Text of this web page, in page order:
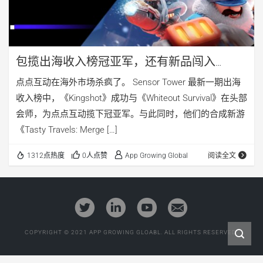
包揽出海收入榜冠亚军，还有新品闯入
TOP30，这家北京厂商在海外杀疯了
点点互动在海外市场杀疯了。 Sensor Tower 最新一期出海
收入榜中，《Kingshot》成功与《Whiteout Survival》在头部
会师，为点点互动揽下冠亚军。与此同时，他们的合成新游
《Tasty Travels: Merge […]
1312点热度 0人点赞 App Growing Global 阅读全文
COPYRIGHT © 2021 APP GROWING GLOABL. ALL RIGHTS RESERVED.